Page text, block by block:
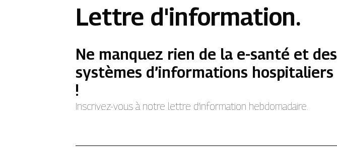
Lettre d'information.
Ne manquez rien de la e-santé et des
systèmes d’informations hospitaliers
!
Inscrivez-vous à notre lettre d’information hebdomadaire.